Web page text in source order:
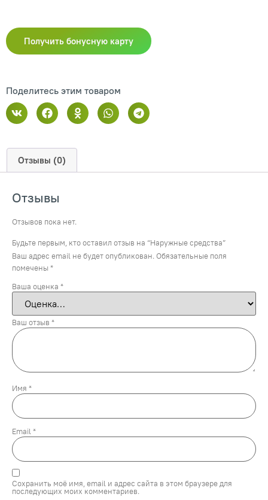
Получить бонусную карту
Поделитесь этим товаром
Отзывы (0)
Отзывы
Отзывов пока нет.
Будьте первым, кто оставил отзыв на “Наружные средства”
Ваш адрес email не будет опубликован. Обязательные поля
помечены *
Ваша оценка *
Ваш отзыв *
Имя *
Email *
Сохранить моё имя, email и адрес сайта в этом браузере для
последующих моих комментариев.